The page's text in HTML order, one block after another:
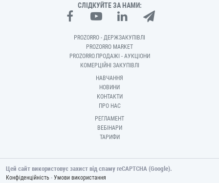
СЛІДКУЙТЕ ЗА НАМИ:
PROZORRO - ДЕРЖЗАКУПІВЛІ
PROZORRO MARKET
PROZORRO.ПРОДАЖІ - АУКЦІОНИ
КОМЕРЦІЙНІ ЗАКУПІВЛІ
НАВЧАННЯ
НОВИНИ
КОНТАКТИ
ПРО НАС
РЕГЛАМЕНТ
ВЕБІНАРИ
ТАРИФИ
Цей сайт використовує захист від спаму reCAPTCHA (Google).
Конфіденційність - Умови використання